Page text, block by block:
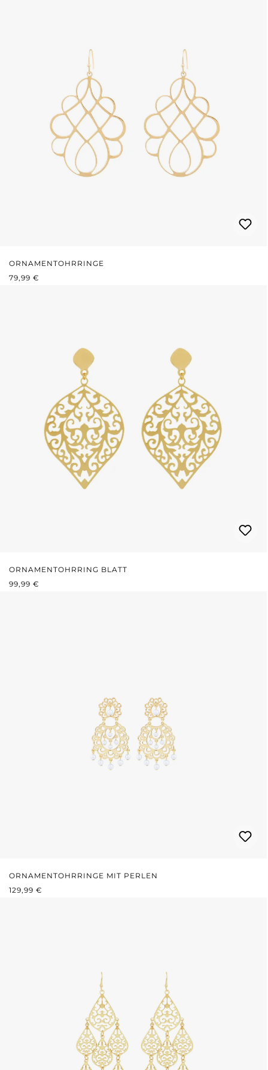
ORNAMENTOHRRINGE
REGULÄRER PREIS:
79,99 €
ORNAMENTOHRRING BLATT
REGULÄRER PREIS:
99,99 €
ORNAMENTOHRRINGE MIT PERLEN
REGULÄRER PREIS:
129,99 €